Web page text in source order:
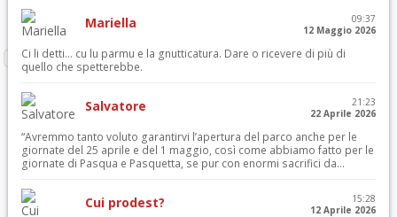
Mariella
09:37
12 Maggio 2026
Ci li detti… cu lu parmu e la gnutticatura. Dare o ricevere di più di
quello che spetterebbe.
Salvatore
21:23
22 Aprile 2026
“Avremmo tanto voluto garantirvi l’apertura del parco anche per le
giornate del 25 aprile e del 1 maggio, così come abbiamo fatto per le
giornate di Pasqua e Pasquetta, se pur con enormi sacrifici da...
Cui prodest?
15:28
12 Aprile 2026